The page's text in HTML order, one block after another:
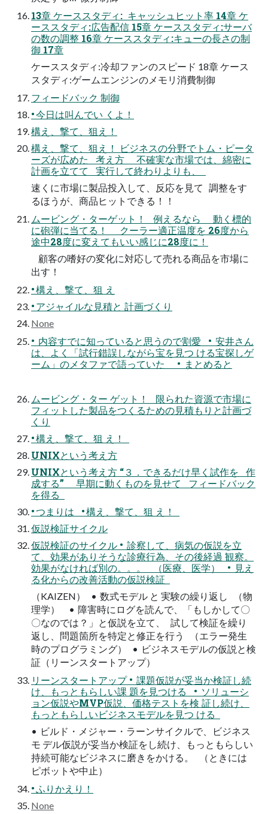
13章 ケーススタディ: キャッシュヒット率 14章 ケ
ーススタディ:広告配信 15章 ケーススタディ:サーバ
の数の調整 16章 ケーススタディ:キューの長さの制
御 17章
ケーススタディ:冷却ファンのスピード 18章 ケース
スタディ:ゲームエンジンのメモリ消費制御
フィードバック 制御
• 今日は叫んでい くよ！
構え、撃て、狙え！
構え、撃て、狙え！ ビジネスの分野でトム・ピータ
ーズが広めた 考え方 不確実な市場では、綿密に
計画を立てて 実行して終わりよりも、
速くに市場に製品投入して、反応を見て 調整をす
るほうが、商品ヒットできる！！
ムービング・ターゲット！ 例えるなら 動く標的
に砲弾に当てる！ クーラー適正温度を 26度から
途中28度に変えてもいい感じに28度に！
顧客の嗜好の変化に対応して売れる商品を市場に
出す！
• 構え、撃て、狙 え
• アジャイルな見積と 計画づくり
None
• 内容すでに知っていると思うので割愛 • 安井さん
は、よく「試行錯誤しながら宝を見つ ける宝探しゲ
ーム」のメタファで語っていた • まとめると
ムービング・ター ゲット！ 限られた資源で市場に
フィットした製品をつくるための見積もりと計画づ
くり
• 構え、撃て、狙 え！
UNIXという考え方
UNIXという考え方 “３．できるだけ早く試作を 作
成する” 早期に動くものを見せて フィードバック
を得る
• つまりは • 構え、撃て、狙 え！
仮説検証サイクル
仮説検証のサイクル • 診察して、病気の仮説を立
て、効果がありそうな診療行為、その後経過 観察。
効果がなければ別の。。。 （医療、医学） • 見え
る化からの改善活動の仮説検証
（KAIZEN） • 数式モデル と 実験の繰り返し （物
理学） • 障害時にログを読んで、「もしかして〇
〇なのでは？」と仮説を立て、 試して検証を繰り
返し、問題箇所を特定と修正を行う （エラー発生
時のプログラミング） • ビジネスモデルの仮説と検
証（リーンスタートアップ）
リーンスタートアップ • 課題仮説が妥当か検証し続
け、もっともらしい課 題を見つける • ソリューシ
ョン仮説やMVP仮説、価格テストを検 証し続け、
もっともらしいビジネスモデルを見つ ける
• ビルド・メジャー・ラーンサイクルで、ビジネス
モ デル仮説が妥当か検証をし続け、もっともらしい
持続可能なビジネスに磨きをかける。 （ときには
ピボットや中止）
• ふりかえり！
None